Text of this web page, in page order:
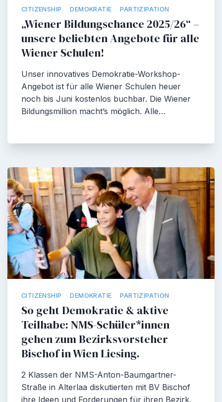
CITIZENSHIP DEMOKRATIE PARTIZIPATION
„Wiener Bildungschance 2025/26“ –
unsere beliebten Angebote für alle
Wiener Schulen!
Unser innovatives Demokratie-Workshop-
Angebot ist für alle Wiener Schulen heuer
noch bis Juni kostenlos buchbar. Die Wiener
Bildungsmillion macht’s möglich. Alle…
CITIZENSHIP DEMOKRATIE PARTIZIPATION
So geht Demokratie & aktive
Teilhabe: NMS-Schüler*innen
gehen zum Bezirksvorsteher
Bischof in Wien Liesing.
2 Klassen der NMS-Anton-Baumgartner-
Straße in Alterlaa diskutierten mit BV Bischof
ihre Ideen und Forderungen für ihren Bezirk.